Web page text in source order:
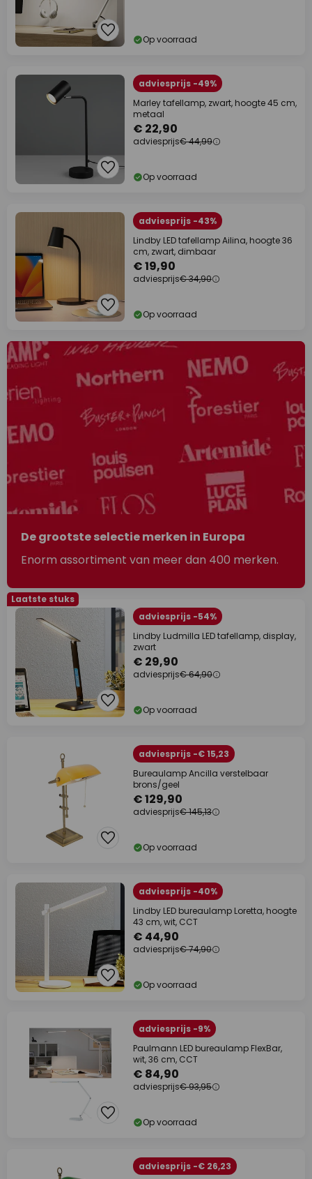
Op voorraad
adviesprijs -49%
Marley tafellamp, zwart, hoogte 45 cm,
metaal
€ 22,90
adviesprijs€ 44,99
Op voorraad
adviesprijs -43%
Lindby LED tafellamp Ailina, hoogte 36
cm, zwart, dimbaar
€ 19,90
adviesprijs€ 34,90
Op voorraad
De grootste selectie merken in Europa
Enorm assortiment van meer dan 400 merken.
Laatste stuks
adviesprijs -54%
Lindby Ludmilla LED tafellamp, display,
zwart
€ 29,90
adviesprijs€ 64,90
Op voorraad
adviesprijs -€ 15,23
Bureaulamp Ancilla verstelbaar
brons/geel
€ 129,90
adviesprijs€ 145,13
Op voorraad
adviesprijs -40%
Lindby LED bureaulamp Loretta, hoogte
43 cm, wit, CCT
€ 44,90
adviesprijs€ 74,90
Op voorraad
adviesprijs -9%
Paulmann LED bureaulamp FlexBar,
wit, 36 cm, CCT
€ 84,90
adviesprijs€ 93,95
Op voorraad
adviesprijs -€ 26,23